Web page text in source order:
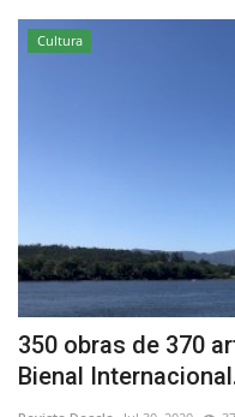
Cultura
350 obras de 370
Bienal